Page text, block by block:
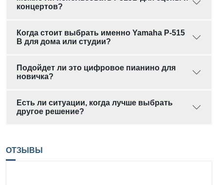
концертов?
Когда стоит выбрать именно Yamaha P-515
B для дома или студии?
Подойдет ли это цифровое пианино для
новичка?
Есть ли ситуации, когда лучше выбрать
другое решение?
ОТЗЫВЫ